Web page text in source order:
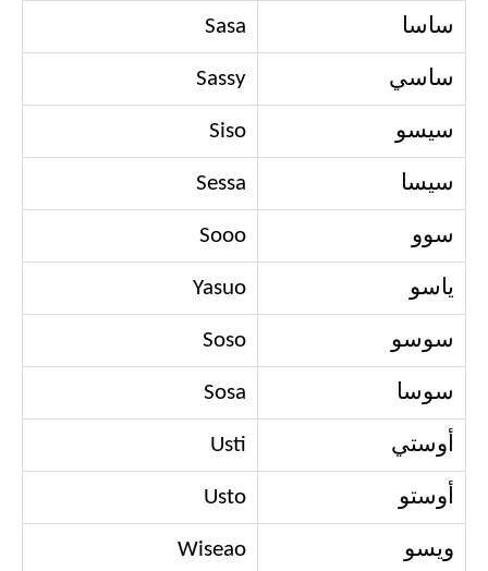
ساسا Sasa
ساسي Sassy
سيسو Siso
سيسا Sessa
سوو Sooo
ياسو Yasuo
سوسو Soso
سوسا Sosa
أوستي Usti
أوستو Usto
ويسو Wiseao